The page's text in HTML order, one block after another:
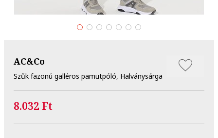
AC&Co
Szűk fazonú galléros pamutpóló, Halványsárga
8.032 Ft